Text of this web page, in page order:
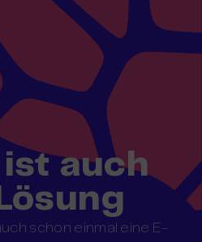
ist auch
schon einmal eine E-